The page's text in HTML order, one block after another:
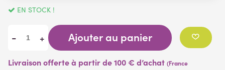
EN STOCK !
- + Ajouter au panier
Livraison offerte à partir de 100 € d’achat (France